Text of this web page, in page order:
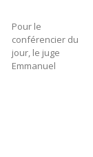
Pour le
conférencier du
jour, le juge
Emmanuel